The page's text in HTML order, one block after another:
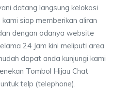
datang langsung kelokasi
siap memberikan aliran
dengan adanya website
24 Jam kini meliputi area
dapat anda kunjungi kami
Tombol Hijau Chat
telp (telephone).